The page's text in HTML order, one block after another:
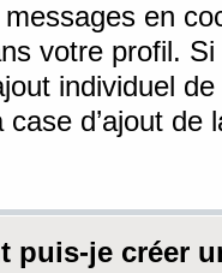
en
votre profil.
individuel
case d’ajout
puis-je créer